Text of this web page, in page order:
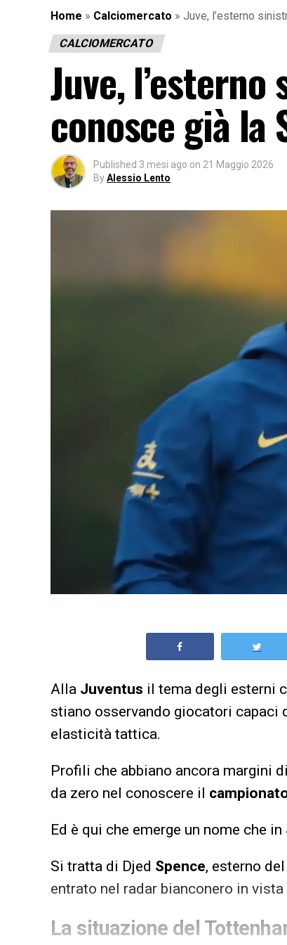
Home » Calciomercato » Juve, l’esterno
CALCIOMERCATO
Juve,
conosce già la
Published 3 mesi ago on 21 Maggio 2026
ByAlessio Lento
Alla Juventus il tema degli esterni
stiano osservando giocatori capaci
elasticità tattica.
Profili che abbiano ancora margini
da zero nel conoscere il
Ed è qui che emerge un nome che in
Si tratta di Djed Spence, esterno del
entrato nel radar bianconero in
La situazione del